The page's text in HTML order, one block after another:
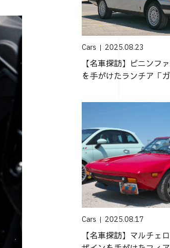
Cars 2025.08.23
【名車探訪】ピニンフ
を手がけたランチア「ガ
Cars 2025.08.17
【名車探訪】マルチェ